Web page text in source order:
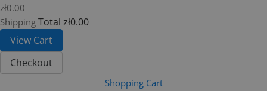
zł0.00
Shipping Total zł0.00
View Cart
Checkout
Shopping Cart